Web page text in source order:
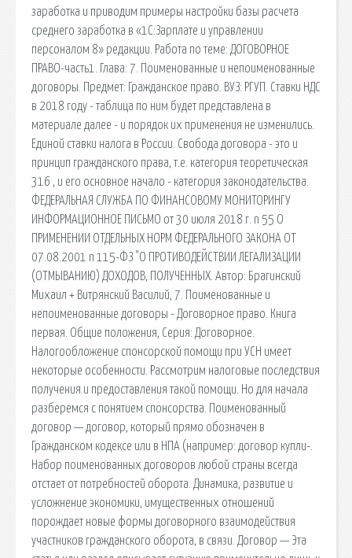
заработка и приводим примеры настройки базы расчета
среднего заработка в «1С:Зарплате и управлении
персоналом 8» редакции. Работа по теме: ДОГОВОРНОЕ
ПРАВО-часть1. Глава: 7. Поименованные и непоименованные
договоры. Предмет: Гражданское право. ВУЗ: РГУП. Ставки НДС
в 2018 году - таблица по ним будет представлена в
материале далее - и порядок их применения не изменились.
Единой ставки налога в России. Свобода договора - это и
принцип гражданского права, т.е. категория теоретическая
316 , и его основное начало - категория законодательства.
ФЕДЕРАЛЬНАЯ СЛУЖБА ПО ФИНАНСОВОМУ МОНИТОРИНГУ
ИНФОРМАЦИОННОЕ ПИСЬМО от 30 июля 2018 г. n 55 О
ПРИМЕНЕНИИ ОТДЕЛЬНЫХ НОРМ ФЕДЕРАЛЬНОГО ЗАКОНА ОТ
07.08.2001 n 115-ФЗ "О ПРОТИВОДЕЙСТВИИ ЛЕГАЛИЗАЦИИ
(ОТМЫВАНИЮ) ДОХОДОВ, ПОЛУЧЕННЫХ. Автор: Брагинский
Михаил + Витрянский Василий, 7. Поименованные и
непоименованные договоры - Договорное право. Книга
первая. Общие положения, Серия: Договорное.
Налогообложение спонсорской помощи при УСН имеет
некоторые особенности. Рассмотрим налоговые последствия
получения и предоставления такой помощи. Но для начала
разберемся с понятием спонсорства. Поименованный
договор — договор, который прямо обозначен в
Гражданском кодексе или в НПА (например: договор купли-.
Набор поименованных договоров любой страны всегда
отстает от потребностей оборота. Динамика, развитие и
усложнение экономики, имущественных отношений
порождает новые формы договорного взаимодействия
участников гражданского оборота, в связи. Договор — Эта